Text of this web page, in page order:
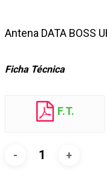
Antena DATA BOSS
Ficha Técnica
F.T.